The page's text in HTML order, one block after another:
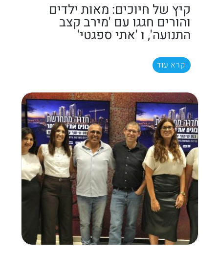
קיץ של חיוכים: מאות ילדים
והורים חגגו עם 'מירב קצב
התנועה', ו 'אתי ספגטי'
קרא עוד